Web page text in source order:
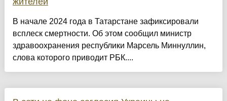
В начале 2024 года в Татарстане зафиксировали
всплеск смертности. Об этом сообщил министр
здравоохранения республики Марсель Миннуллин,
слова которого приводит РБК....